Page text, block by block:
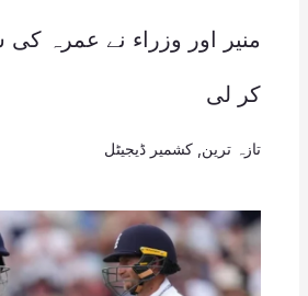
منیر اور وزراء نے عمرہ
کر لی
تازہ ترین کشمیر ڈیجیٹل